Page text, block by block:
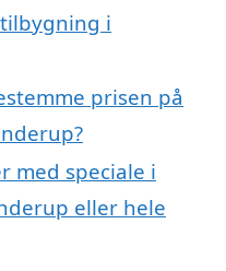
i
prisen på
med speciale i
eller hele